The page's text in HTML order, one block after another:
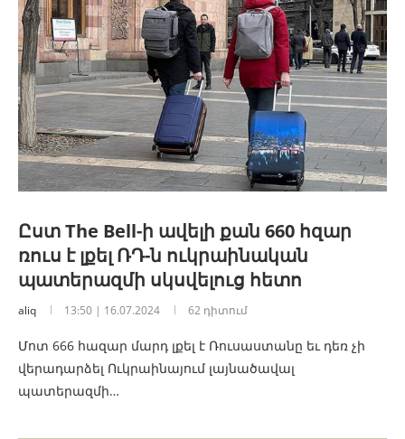
Ըստ The Bell-ի ավելի քան 660 հզար
ռուս է լքել ՌԴ-ն ուկրաինական
պատերազմի սկսվելուց հետո
aliq 13:50 | 16.07.2024 62 դիտում
Մոտ 666 հազար մարդ լքել է Ռուսաստանը եւ դեռ չի
վերադարձել Ուկրաինայում լայնածավալ
պատերազմի…